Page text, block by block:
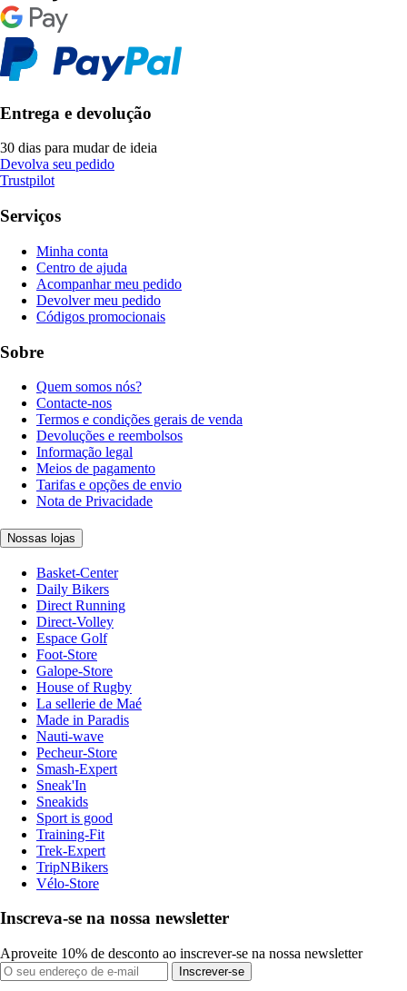
Entrega e devolução
30 dias para mudar de ideia
Devolva seu pedido
Trustpilot
Serviços
Minha conta
Centro de ajuda
Acompanhar meu pedido
Devolver meu pedido
Códigos promocionais
Sobre
Quem somos nós?
Contacte-nos
Termos e condições gerais de venda
Devoluções e reembolsos
Informação legal
Meios de pagamento
Tarifas e opções de envio
Nota de Privacidade
Nossas lojas
Basket-Center
Daily Bikers
Direct Running
Direct-Volley
Espace Golf
Foot-Store
Galope-Store
House of Rugby
La sellerie de Maé
Made in Paradis
Nauti-wave
Pecheur-Store
Smash-Expert
Sneak'In
Sneakids
Sport is good
Training-Fit
Trek-Expert
TripNBikers
Vélo-Store
Inscreva-se na nossa newsletter
Aproveite 10% de desconto ao inscrever-se na nossa newsletter
Inscrever-se